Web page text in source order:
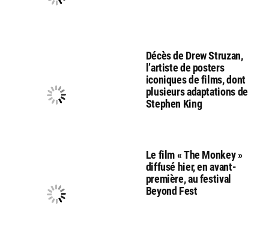
Décès de Drew Struzan,
l’artiste de posters
iconiques de films, dont
plusieurs adaptations de
Stephen King
Le film « The Monkey »
diffusé hier, en avant-
première, au festival
Beyond Fest